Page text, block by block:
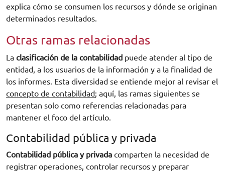
explica cómo se consumen los recursos y dónde se originan
determinados resultados.
Otras ramas relacionadas
La clasificación de la contabilidad puede atender al tipo de
entidad, a los usuarios de la información y a la finalidad de
los informes. Esta diversidad se entiende mejor al revisar el
concepto de contabilidad; aquí, las ramas siguientes se
presentan solo como referencias relacionadas para
mantener el foco del artículo.
Contabilidad pública y privada
Contabilidad pública y privada comparten la necesidad de
registrar operaciones, controlar recursos y preparar